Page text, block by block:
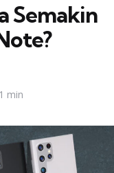
Semakin
1 min